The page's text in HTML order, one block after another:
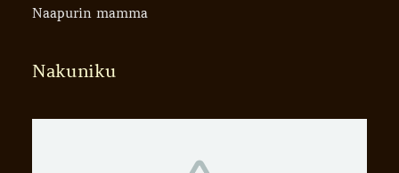
Naapurin mamma
Nakuniku